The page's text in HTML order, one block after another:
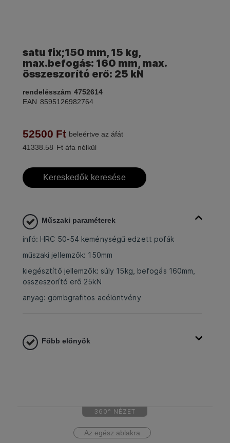
satu fix;150 mm, 15 kg,
max.befogás: 160 mm, max.
összeszorító erő: 25 kN
rendelésszám 4752614
EAN 8595126982764
52500 Ft beleértve az áfát
41338.58 Ft áfa nélkül
Kereskedők keresése
Műszaki paraméterek
infó: HRC 50-54 keménységű edzett pofák
műszaki jellemzők: 150mm
kiegésztítő jellemzők: súly 15kg, befogás 160mm,
összeszorító erő 25kN
anyag: gömbgrafitos acélöntvény
Főbb előnyök
360° NÉZET
Az egész ablakra